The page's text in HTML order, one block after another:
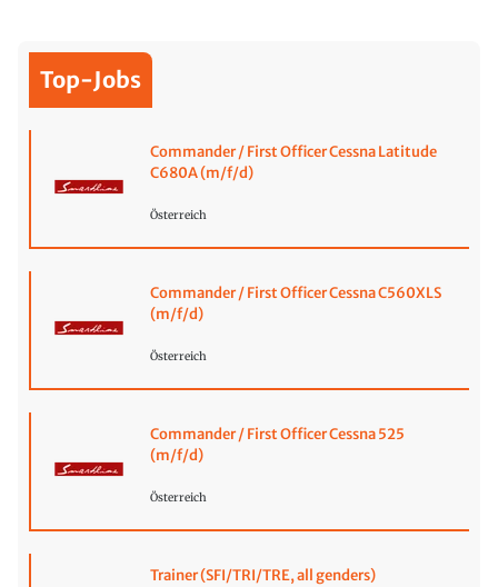
Top-Jobs
Commander / First Officer Cessna Latitude
C680A (m/f/d)
Österreich
Commander / First Officer Cessna C560XLS
(m/f/d)
Österreich
Commander / First Officer Cessna 525
(m/f/d)
Österreich
Trainer (SFI/TRI/TRE, all genders)